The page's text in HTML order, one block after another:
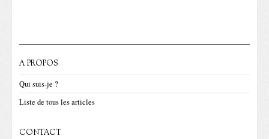
A PROPOS
Qui suis-je ?
Liste de tous les articles
CONTACT